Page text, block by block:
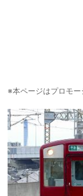
※本ページはプロモー